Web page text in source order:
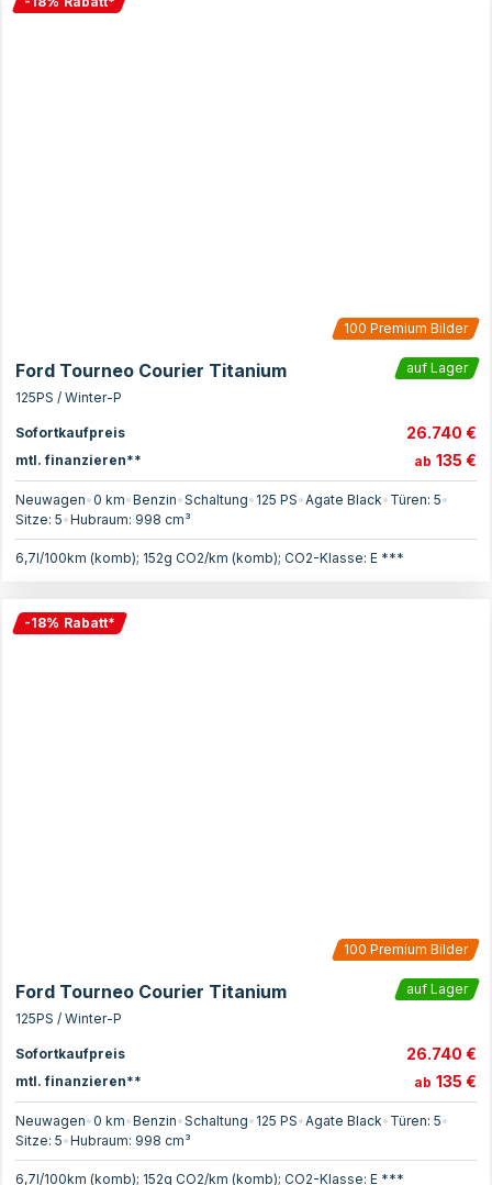
100 Premium Bilder
Ford Tourneo Courier Titanium
auf Lager
125PS / Winter-P
Sofortkaufpreis 26.740 €
mtl. finanzieren** ab 135 €
Neuwagen•0 km•Benzin•Schaltung• 125 PS•Agate Black• Türen: 5•
Sitze: 5•Hubraum: 998 cm³
6,7l/100km (komb); 152g CO2/km (komb); CO2-Klasse: E ***
-18% Rabatt*
100 Premium Bilder
Ford Tourneo Courier Titanium
auf Lager
125PS / Winter-P
Sofortkaufpreis 26.740 €
mtl. finanzieren** ab 135 €
Neuwagen•0 km•Benzin•Schaltung• 125 PS•Agate Black• Türen: 5•
Sitze: 5•Hubraum: 998 cm³
6,7l/100km (komb); 152g CO2/km (komb); CO2-Klasse: E ***